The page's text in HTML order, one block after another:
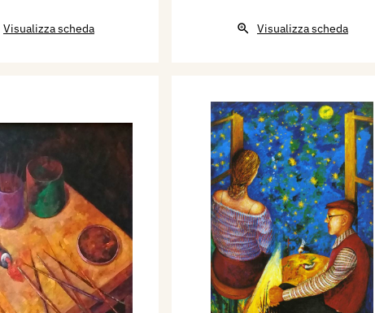
Visualizza scheda Visualizza scheda